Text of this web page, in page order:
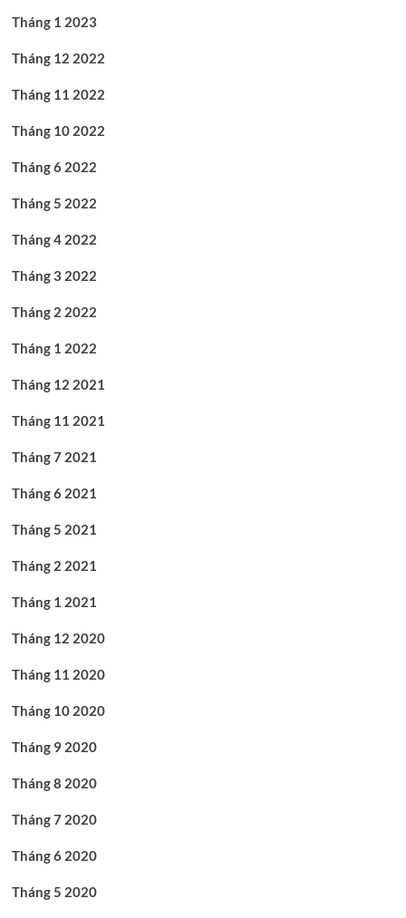
Tháng 1 2023
Tháng 12 2022
Tháng 11 2022
Tháng 10 2022
Tháng 6 2022
Tháng 5 2022
Tháng 4 2022
Tháng 3 2022
Tháng 2 2022
Tháng 1 2022
Tháng 12 2021
Tháng 11 2021
Tháng 7 2021
Tháng 6 2021
Tháng 5 2021
Tháng 2 2021
Tháng 1 2021
Tháng 12 2020
Tháng 11 2020
Tháng 10 2020
Tháng 9 2020
Tháng 8 2020
Tháng 7 2020
Tháng 6 2020
Tháng 5 2020